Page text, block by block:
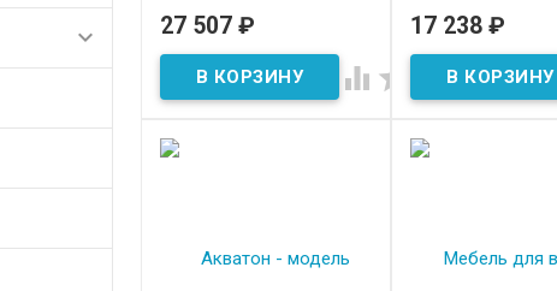
В наличии
27 507 ₽
 
В наличии
17 238₽